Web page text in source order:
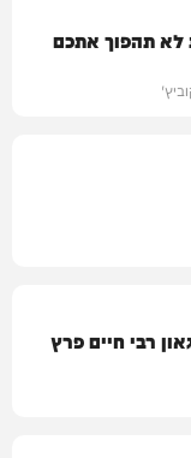
לא תהפוך אתכם
רבי חיים פרץ